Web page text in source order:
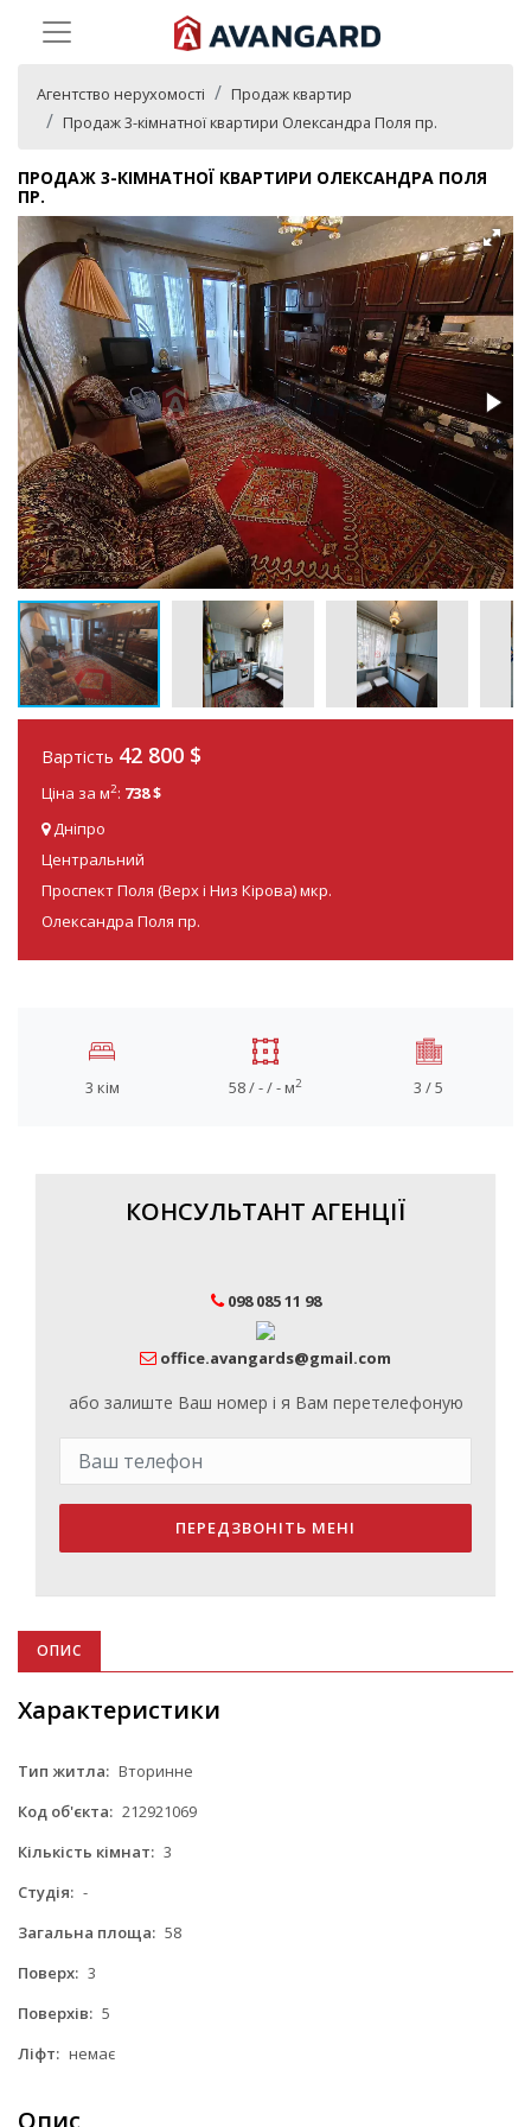
Агентство нерухомості
Продаж квартир
Продаж 3-кімнатної квартири Олександра Поля пр.
ПРОДАЖ 3-КІМНАТНОЇ КВАРТИРИ ОЛЕКСАНДРА ПОЛЯ
ПР.
Вартість 42 800 $
Ціна за м2: 738 $
Дніпро
Центральний
Проспект Поля (Верх і Низ Кірова) мкр.
Олександра Поля пр.
3 кім 58 / - / - м2 3 / 5
КОНСУЛЬТАНТ АГЕНЦІЇ
098 085 11 98
office.avangards@gmail.com
або залиште Ваш номер і я Вам перетелефоную
ПЕРЕДЗВОНІТЬ МЕНІ
ОПИС
Характеристики
Тип житла: Вторинне
Код об'єкта: 212921069
Кількість кімнат: 3
Студія: -
Загальна площа: 58
Поверх: 3
Поверхів: 5
Ліфт: немає
Опис